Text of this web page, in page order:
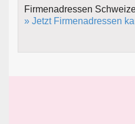
Firmenadressen
» Jetzt Firmenadressen